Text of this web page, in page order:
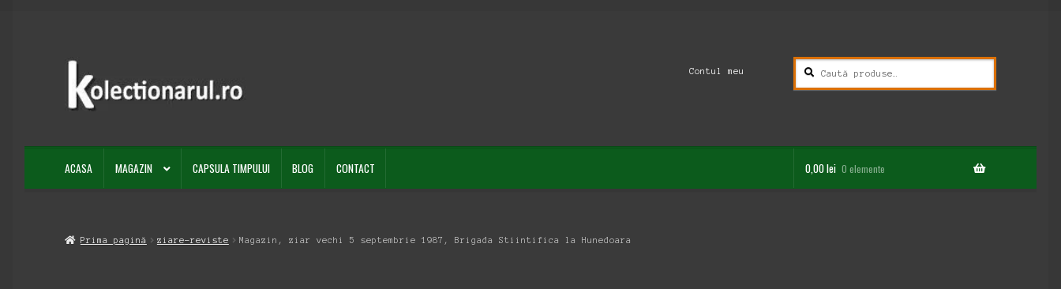
Sari
navigare
Sari
conținut
Contul meu
Caută
după:
Caută
ACASA MAGAZIN CAPSULA TIMPULUI BLOG CONTACT 0,00lei 0 elemente
Prima pagină ziare-reviste Magazin, ziar vechi 5 septembrie 1987, Brigada Stiintifica la Hunedoara